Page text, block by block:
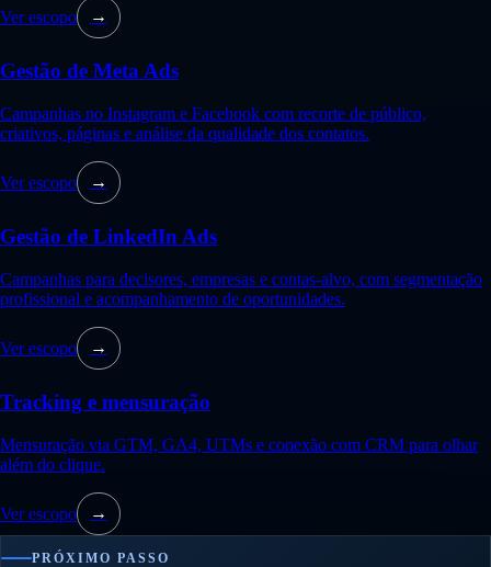
Ver escopo →
Gestão de Meta Ads
Campanhas no Instagram e Facebook com recorte de público,
criativos, páginas e análise da qualidade dos contatos.
Ver escopo →
Gestão de LinkedIn Ads
Campanhas para decisores, empresas e contas-alvo, com segmentação
profissional e acompanhamento de oportunidades.
Ver escopo →
Tracking e mensuração
Mensuração via GTM, GA4, UTMs e conexão com CRM para olhar
além do clique.
Ver escopo →
PRÓXIMO PASSO